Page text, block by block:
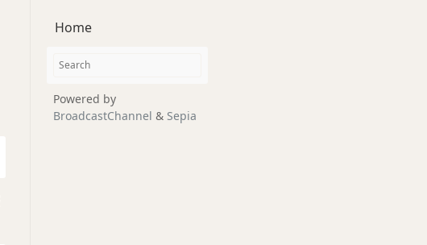
Home
Powered by
BroadcastChannel & Sepia